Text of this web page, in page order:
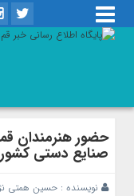
حضور هنرمندان
صنایع دستی کشور
نویسنده : حسین همتی